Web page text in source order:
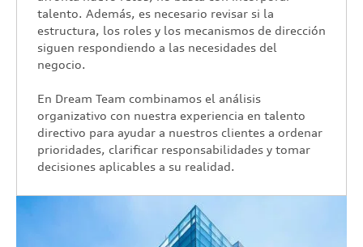
talento. Además, es necesario revisar si la
estructura, los roles y los mecanismos de dirección
siguen respondiendo a las necesidades del
negocio.
En Dream Team combinamos el análisis
organizativo con nuestra experiencia en talento
directivo para ayudar a nuestros clientes a ordenar
prioridades, clarificar responsabilidades y tomar
decisiones aplicables a su realidad.